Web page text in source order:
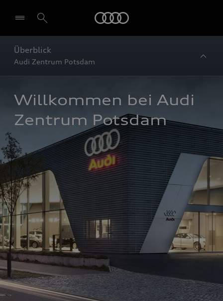
Überblick
Audi Zentrum Potsdam
Willkommen bei Audi
Zentrum Potsdam